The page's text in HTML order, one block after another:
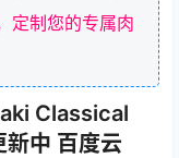
定制您的专属肉
Classical
中 百度云